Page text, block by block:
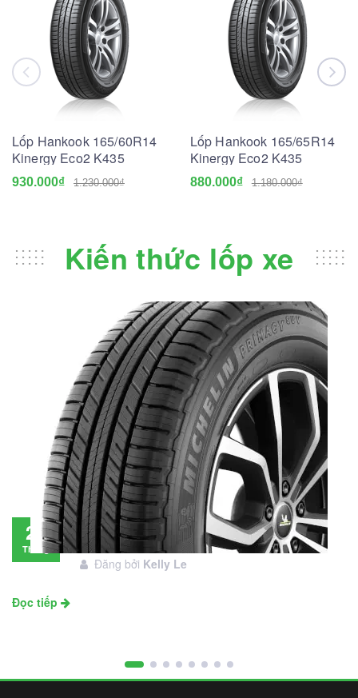
Lốp Hankook 165/60R14
Kinergy Eco2 K435
930.000₫ 1.230.000₫
Lốp Hankook 165/65R14
Kinergy Eco2 K435
880.000₫ 1.180.000₫
Kiến thức lốp xe
28
Tháng
Đánh giá lốp Michelin Primacy SUV: Đáng
đầu tư không?
Đăng bởi Kelly Le
Đọc tiếp